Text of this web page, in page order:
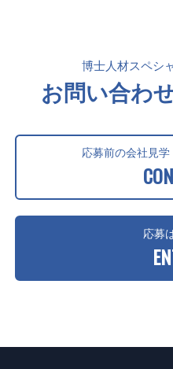
博士人材スペシ
お問い合わ
応募前の会社見
応募